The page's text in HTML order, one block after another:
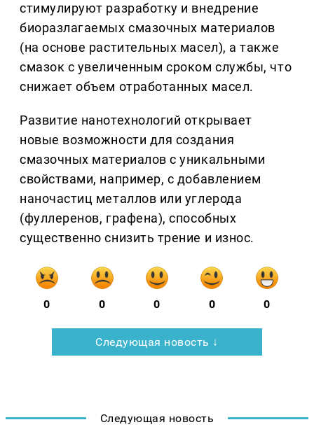
стимулируют разработку и внедрение
биоразлагаемых смазочных материалов
(на основе растительных масел), а также
смазок с увеличенным сроком службы, что
снижает объем отработанных масел.
Развитие нанотехнологий открывает
новые возможности для создания
смазочных материалов с уникальными
свойствами, например, с добавлением
наночастиц металлов или углерода
(фуллеренов, графена), способных
существенно снизить трение и износ.
0 0 0 0 0
Следующая новость ↓
Следующая новость